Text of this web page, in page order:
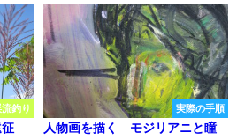
釣り 実際の手順
人物画を描く モジリアニと瞳